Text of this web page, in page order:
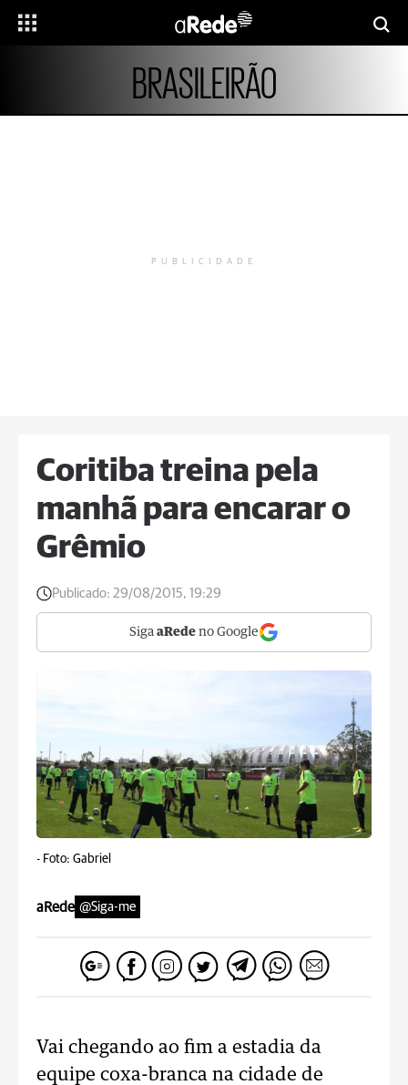
BRASILEIRÃO
PUBLICIDADE
Coritiba treina pela
manhã para encarar o
Grêmio
Publicado: 29/08/2015, 19:29
Siga aRede no Google
- Foto: Gabriel
aRede @Siga-me
Vai chegando ao fim a estadia da
equipe coxa-branca na cidade de